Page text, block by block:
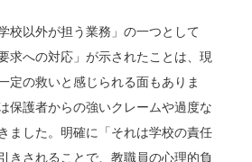
校以外が担う業務」の一つとして
求への対応」が示されたことは、現
定の救いと感じられる面もありま
保護者からの強いクレームや過度な
ました。明確に「それは学校の責任
きされることで、教職員の心理的負